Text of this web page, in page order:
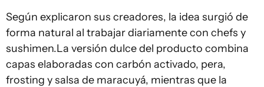
Según explicaron sus creadores, la idea surgió de
forma natural al trabajar diariamente con chefs y
sushimen.La versión dulce del producto combina
capas elaboradas con carbón activado, pera,
frosting y salsa de maracuyá, mientras que la